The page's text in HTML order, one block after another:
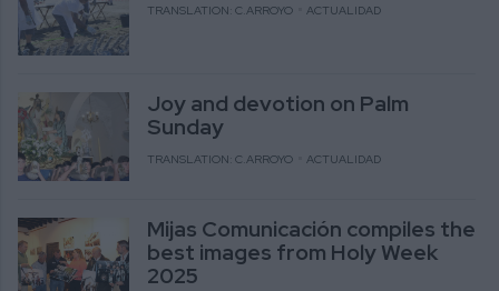
TRANSLATION: C.ARROYO ACTUALIDAD
Joy and devotion on Palm
Sunday
TRANSLATION: C.ARROYO ACTUALIDAD
Mijas Comunicación compiles the
best images from Holy Week
2025